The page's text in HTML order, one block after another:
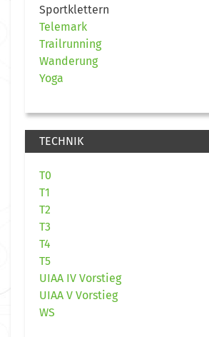
Sportklettern
Telemark
Trailrunning
Wanderung
Yoga
TECHNIK
T0
T1
T2
T3
T4
T5
UIAA IV Vorstieg
UIAA V Vorstieg
WS